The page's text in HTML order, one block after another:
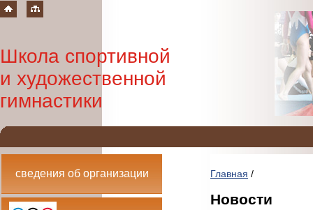
Школа спортивной
и художественной
гимнастики
сведения об организации Главная /
Новости